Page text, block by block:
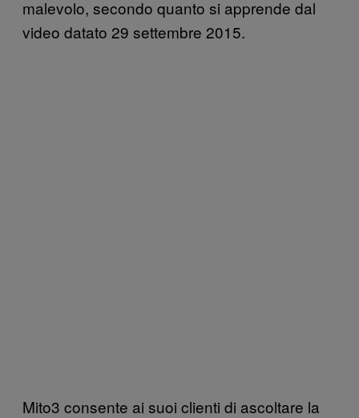
malevolo, secondo quanto si apprende dal
video datato 29 settembre 2015.
Mito3 consente ai suoi clienti di ascoltare la